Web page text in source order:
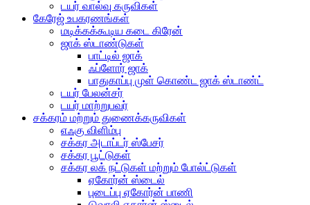
டயர் வால்வு கருவிகள்
கேரேஜ் உபகரணங்கள்
மடிக்கக்கூடிய கடை கிரேன்
ஜாக் ஸ்டாண்டுகள்
பாட்டில் ஜாக்
ஃப்ளோர் ஜாக்
பாதுகாப்பு முள் கொண்ட ஜாக் ஸ்டாண்ட்
டயர் பேலன்சர்
டயர் மாற்றுபவர்
சக்கரம் மற்றும் துணைக்கருவிகள்
எஃகு விளிம்பு
சக்கர அடாப்டர் ஸ்பேசர்
சக்கர பூட்டுகள்
சக்கர லக் நட்டுகள் மற்றும் போல்ட்டுகள்
ஏகோர்ன் ஸ்டைல்
புடைப்பு ஏகோர்ன் பாணி